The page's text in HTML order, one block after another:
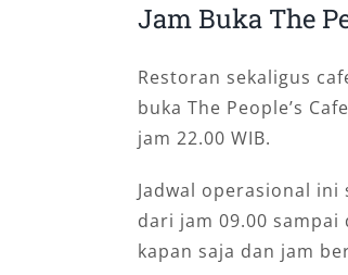
Jam Buka The
Restoran sekaligus
buka The People’s
jam 22.00 WIB.
Jadwal operasional
dari jam 09.00 sampai
kapan saja dan jam